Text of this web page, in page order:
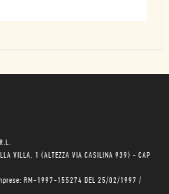
VILLA, 1 (ALTEZZA VIA CASILINA 939) - CAP
RM-1997-155274 DEL 25/02/1997 /